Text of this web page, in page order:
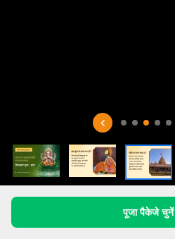
पूजा पैकेजे चुनें